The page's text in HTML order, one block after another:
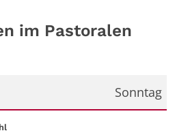
im Pastoralen
Sonntag